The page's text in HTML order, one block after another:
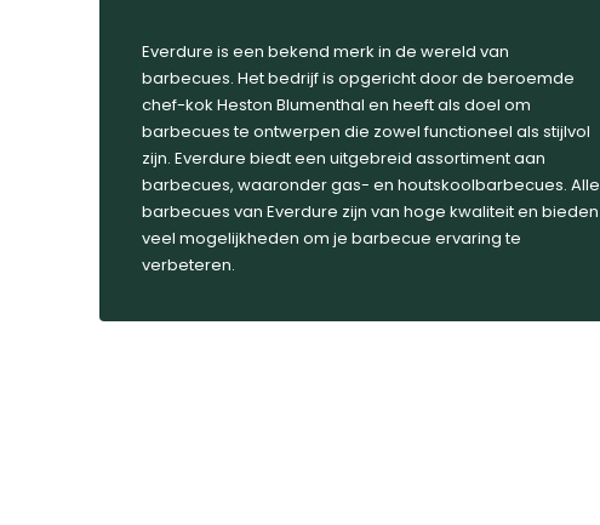
Everdure is een bekend merk in de wereld van
barbecues. Het bedrijf is opgericht door de beroemde
chef-kok Heston Blumenthal en heeft als doel om
barbecues te ontwerpen die zowel functioneel als stijlvol
zijn. Everdure biedt een uitgebreid assortiment aan
barbecues, waaronder gas- en houtskoolbarbecues. Alle
barbecues van Everdure zijn van hoge kwaliteit en bieden
veel mogelijkheden om je barbecue ervaring te
verbeteren.